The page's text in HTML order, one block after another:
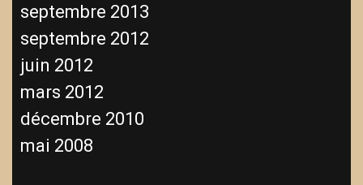
septembre 2013
septembre 2012
juin 2012
mars 2012
décembre 2010
mai 2008